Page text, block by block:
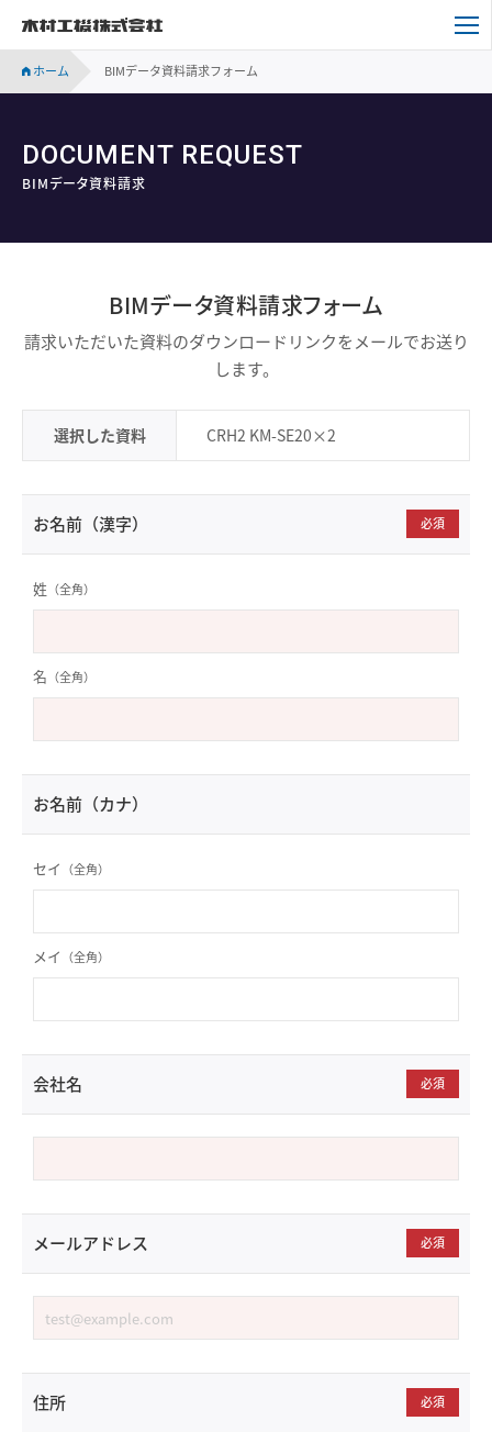
ホーム BIMデータ資料請求フォーム
DOCUMENT REQUEST
BIMデータ資料請求
BIMデータ資料請求フォーム
請求いただいた資料のダウンロードリンクをメールでお送り
します。
選択した資料 CRH2 KM-SE20×2
お名前（漢字） 必須
姓 （全角）
名 （全角）
お名前（カナ）
セイ （全角）
メイ （全角）
会社名 必須
メールアドレス 必須
住所 必須